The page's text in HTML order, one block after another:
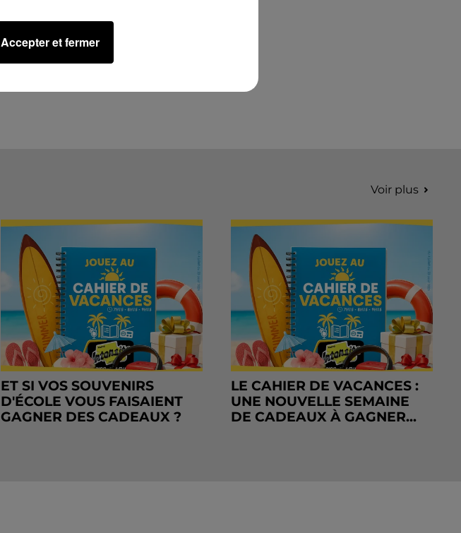
Voir plus
ET SI VOS SOUVENIRS
D'ÉCOLE VOUS FAISAIENT
GAGNER DES CADEAUX ?
LE CAHIER DE VACANCES :
UNE NOUVELLE SEMAINE
DE CADEAUX À GAGNER...
Accepter et fermer